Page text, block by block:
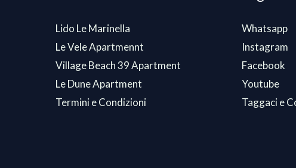
Lido Le Marinella
Le Vele Apartmennt
Village Beach 39 Apartment
Le Dune Apartment
Termini e Condizioni
Whatsapp
Instagram
Facebook
Youtube
Taggaci e